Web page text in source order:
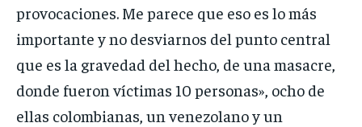
provocaciones. Me parece que eso es lo más
importante y no desviarnos del punto central
que es la gravedad del hecho, de una masacre,
donde fueron víctimas 10 personas», ocho de
ellas colombianas, un venezolano y un